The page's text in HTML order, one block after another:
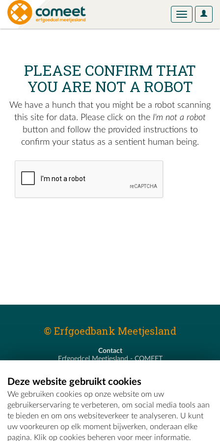
User
Toggle
PLEASE CONFIRM THAT
YOU ARE NOT A ROBOT
We have a hunch that you might be a robot scanning
this site for data. Please click on the I'm not a robot
button and follow the provided instructions to
confirm your status as a sentient human being.
© Erfgoedbank Meetjesland
Contact
Erfgoedcel Meetjesland - COMEET
T - 09 373 75 96
E -erfgoedcel@comeet.be
Deze website gebruikt cookies
We gebruiken cookies op onze website om uw
gebruikerservaring te verbeteren, om social media tools aan
te bieden en om ons websiteverkeer te analyseren. U kunt
uw voorkeuren op elk moment bijwerken, onderaan elke
pagina. Klik op cookies beheren voor meer informatie.